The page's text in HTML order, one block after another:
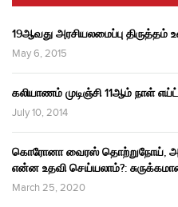
19ஆவது அரசியலமைப்பு
May 6, 2015
கலியாணம் முடிஞ்சி 11ஆம் நாள்
July 10, 2014
கொரோனா வைரஸ் தொற்றுநோய்,
என்ன உதவி செய்யலாம்?:
March 25, 2020